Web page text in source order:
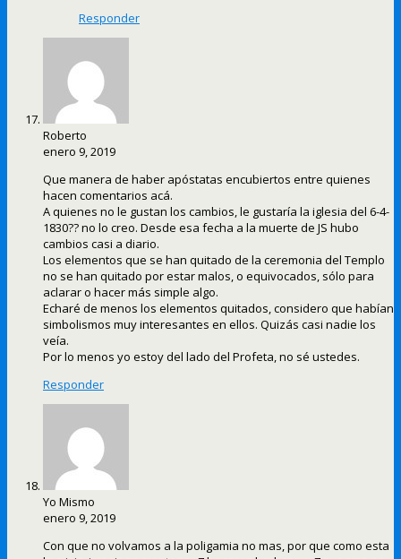
Responder
Roberto
enero 9, 2019
Que manera de haber apóstatas encubiertos entre quienes
hacen comentarios acá.
A quienes no le gustan los cambios, le gustaría la iglesia del 6-4-
1830?? no lo creo. Desde esa fecha a la muerte de JS hubo
cambios casi a diario.
Los elementos que se han quitado de la ceremonia del Templo
no se han quitado por estar malos, o equivocados, sólo para
aclarar o hacer más simple algo.
Echaré de menos los elementos quitados, considero que habían
simbolismos muy interesantes en ellos. Quizás casi nadie los
veía.
Por lo menos yo estoy del lado del Profeta, no sé ustedes.
Responder
Yo Mismo
enero 9, 2019
Con que no volvamos a la poligamia no mas, por que como esta